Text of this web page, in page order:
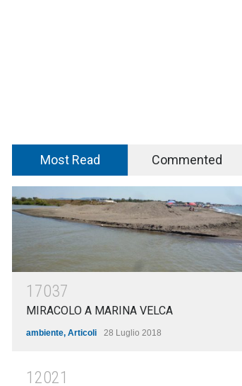
Most Read Commented
17037
MIRACOLO A MARINA VELCA
ambiente, Articoli 28 Luglio 2018
12021